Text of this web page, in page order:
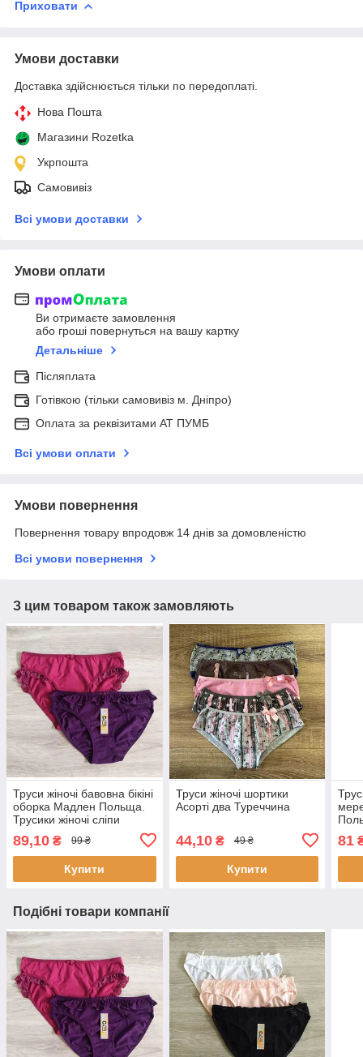
Приховати
Умови доставки
Доставка здійснюється тільки по передоплаті.
Нова Пошта
Магазини Rozetka
Укрпошта
Самовивіз
Всі умови доставки
Умови оплати
Ви отримаєте замовлення
або гроші повернуться на вашу картку
Детальніше
Післяплата
Готівкою (тільки самовивіз м. Дніпро)
Оплата за реквізитами АТ ПУМБ
Всі умови оплати
Умови повернення
Повернення товару впродовж 14 днів за домовленістю
Всі умови повернення
З цим товаром також замовляють
Труси жіночі бавовна бікіні
оборка Мадлен Польща.
Трусики жіночі сліпи
89,10 ₴ 99 ₴
Купити
Труси жіночі шортики
Асорті два Туреччина
44,10₴ 49 ₴
Купити
81
Подібні товари компанії